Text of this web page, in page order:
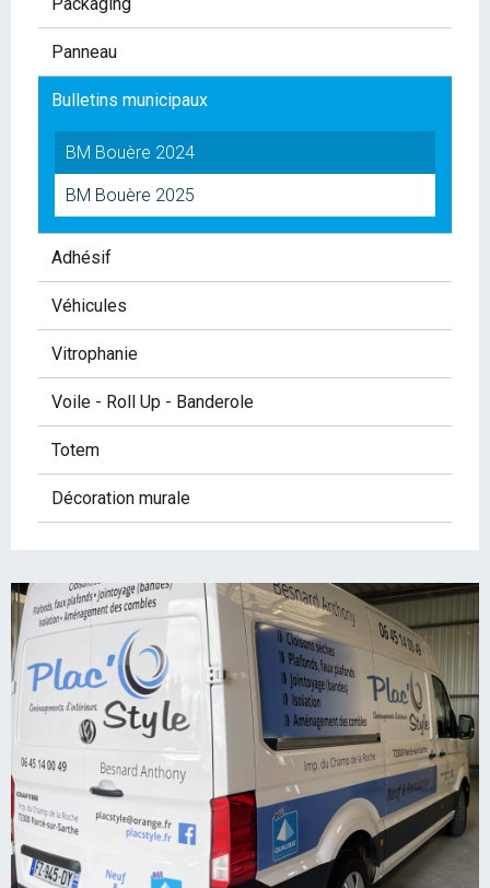
Panneau
Bulletins municipaux
BM Bouère 2024
BM Bouère 2025
Adhésif
Véhicules
Vitrophanie
Voile - Roll Up - Banderole
Totem
Décoration murale